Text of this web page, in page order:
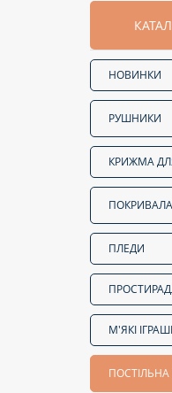
НОВИНКИ
РУШНИКИ
КРИЖМА
ПОКРИВАЛА
ПЛЕДИ
М'ЯКІ
ПОСТІЛЬНА